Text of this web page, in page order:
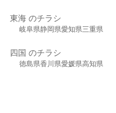
東海 のチラシ
岐阜県静岡県愛知県三重県
四国 のチラシ
徳島県香川県愛媛県高知県